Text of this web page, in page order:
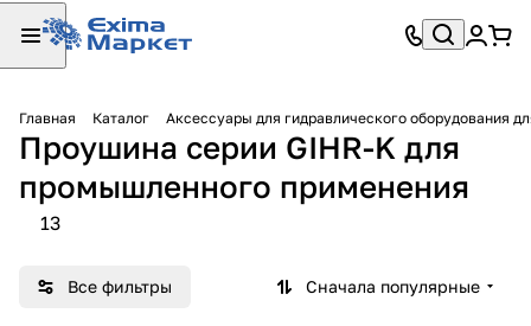
Главная Каталог Аксессуары для гидравлического оборудования
Проушина серии GIHR-K для
промышленного применения
13
Все фильтры Сначала популярные